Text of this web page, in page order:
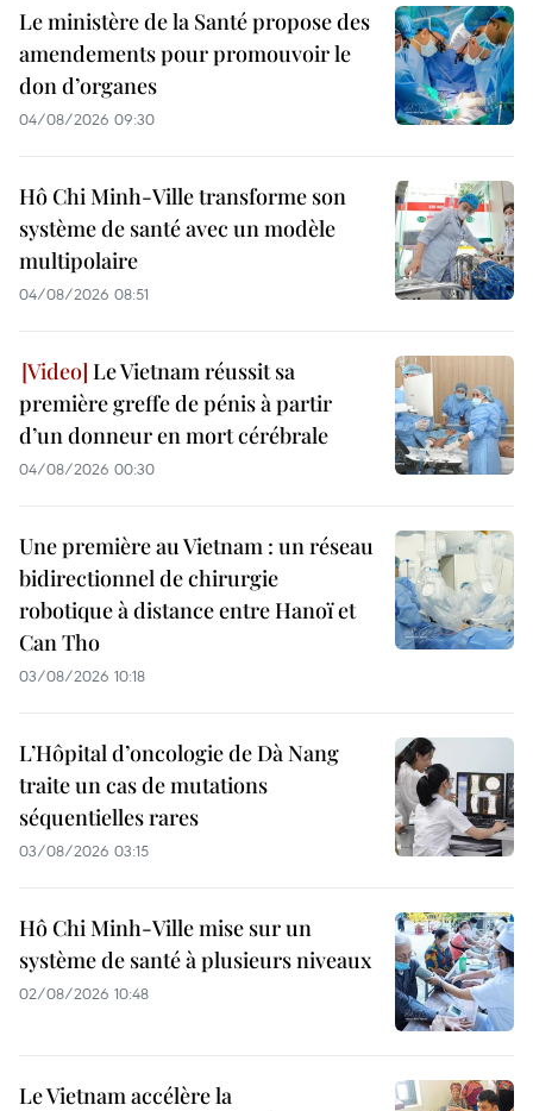
Le ministère de la Santé propose des
amendements pour promouvoir le
don d’organes
04/08/2026 09:30
Hô Chi Minh-Ville transforme son
système de santé avec un modèle
multipolaire
04/08/2026 08:51
Le Vietnam réussit sa
première greffe de pénis à partir
d’un donneur en mort cérébrale
04/08/2026 00:30
Une première au Vietnam : un réseau
bidirectionnel de chirurgie
robotique à distance entre Hanoï et
Can Tho
03/08/2026 10:18
L’Hôpital d’oncologie de Dà Nang
traite un cas de mutations
séquentielles rares
03/08/2026 03:15
Hô Chi Minh-Ville mise sur un
système de santé à plusieurs niveaux
02/08/2026 10:48
Le Vietnam accélère la